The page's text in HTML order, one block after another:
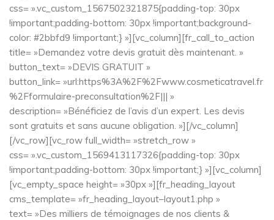
css= ».vc_custom_1567502321875{padding-top: 30px
!important;padding-bottom: 30px !important;background-
color: #2bbfd9 !important;} »][vc_column][fr_call_to_action
title= »Demandez votre devis gratuit dès maintenant. »
button_text= »DEVIS GRATUIT »
button_link= »url:https%3A%2F%2Fwww.cosmeticatravel.fr
%2Fformulaire-preconsultation%2F||| »
description= »Bénéficiez de l’avis d’un expert. Les devis
sont gratuits et sans aucune obligation. »][/vc_column]
[/vc_row][vc_row full_width= »stretch_row »
css= ».vc_custom_1569413117326{padding-top: 30px
!important;padding-bottom: 30px !important;} »][vc_column]
[vc_empty_space height= »30px »][fr_heading_layout
cms_template= »fr_heading_layout–layout1.php »
text= »Des milliers de témoignages de nos clients &